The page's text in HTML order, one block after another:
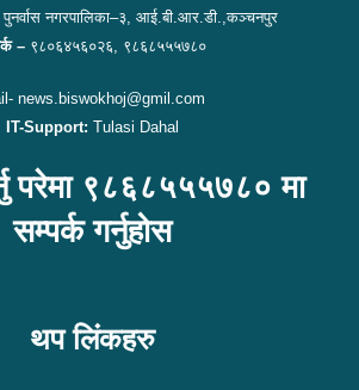
पुनर्वास नगरपालिका–३, आई.बी.आर.डी.,कञ्चनपुर
– ९८०६४५६०२६, ९८६८५५५७८०
news.biswokhoj@gmil.com
IT-Support: Tulasi Dahal
परेमा ९८६८५५५७८० मा
सम्पर्क गर्नुहोस
थप लिंकहरु